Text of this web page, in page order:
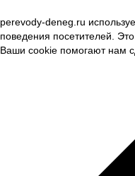
perevody-deneg.ru
поведения посетителей.
Ваши cookie помогают нам